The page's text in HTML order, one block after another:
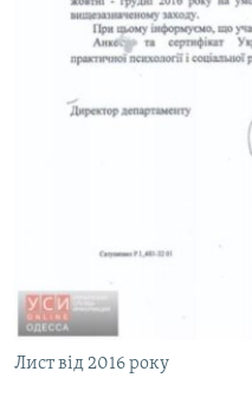
Лист від 2016 року